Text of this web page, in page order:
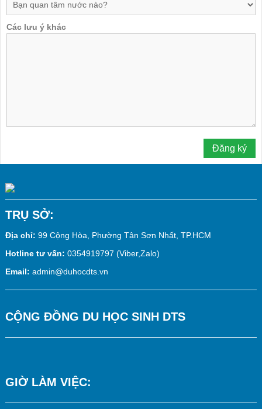
Các lưu ý khác
TRỤ SỞ:
Địa chỉ: 99 Cộng Hòa, Phường Tân Sơn Nhất, TP.HCM
Hotline tư vấn: 0354919797 (Viber,Zalo)
Email: admin@duhocdts.vn
CỘNG ĐỒNG DU HỌC SINH DTS
GIỜ LÀM VIỆC: